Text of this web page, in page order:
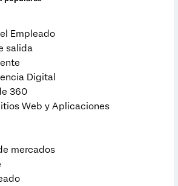
Empleado
salida
Digital
360
Web y Aplicaciones
mercados